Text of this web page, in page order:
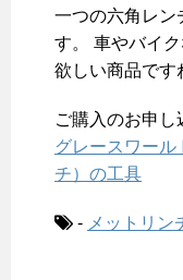
一つの六角レン
す。 車やバイ
欲しい商品です
ご購入のお申し
グレースワー
チ）の工具
- メットリン